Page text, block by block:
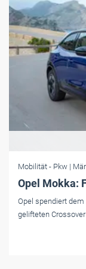
Mobilität - Pkw |
Opel Mokka:
Opel spendiert
gelifteten